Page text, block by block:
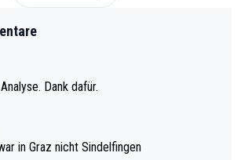
Dank dafür.
in Graz nicht Sindelfingen